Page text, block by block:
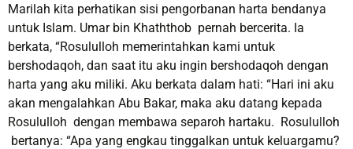
Marilah kita perhatikan sisi pengorbanan harta bendanya
untuk Islam. Umar bin Khaththob pernah bercerita. Ia
berkata, “Rosululloh memerintahkan kami untuk
bershodaqoh, dan saat itu aku ingin bershodaqoh dengan
harta yang aku miliki. Aku berkata dalam hati: “Hari ini aku
akan mengalahkan Abu Bakar, maka aku datang kepada
Rosululloh dengan membawa separoh hartaku. Rosululloh
bertanya: “Apa yang engkau tinggalkan untuk keluargamu?